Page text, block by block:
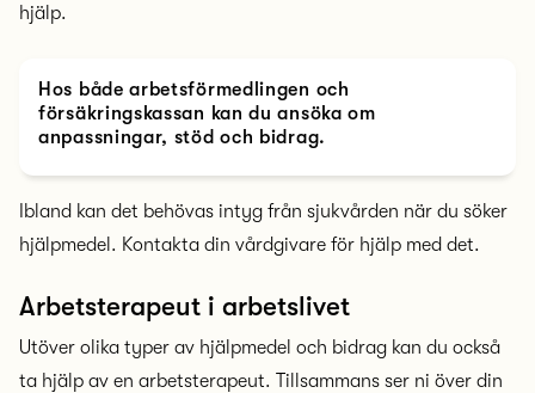
hjälp.
Hos både arbetsförmedlingen och
försäkringskassan kan du ansöka om
anpassningar, stöd och bidrag.
Ibland kan det behövas intyg från sjukvården när du söker
hjälpmedel. Kontakta din vårdgivare för hjälp med det.
Arbetsterapeut i arbetslivet
Utöver olika typer av hjälpmedel och bidrag kan du också
ta hjälp av en arbetsterapeut. Tillsammans ser ni över din